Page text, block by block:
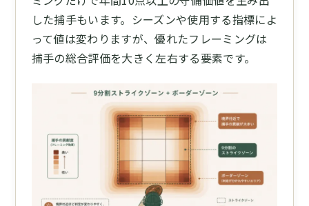
した捕手もいます。シーズンや使用する指標によ
って値は変わりますが、優れたフレーミングは
捕手の総合評価を大きく左右する要素です。